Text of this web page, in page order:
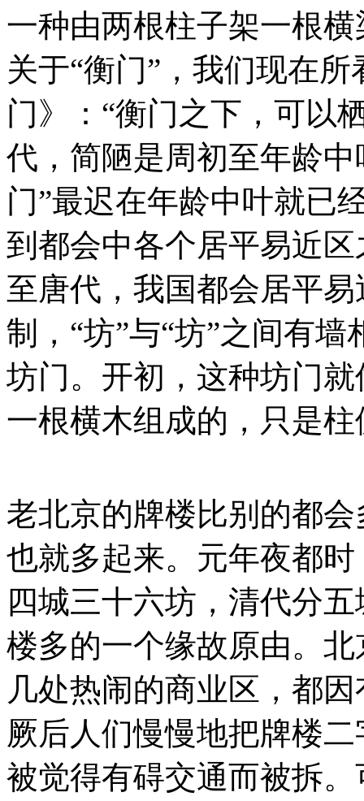
一种由两根柱子架一根
关于“衡门”，我们现在
门》：“衡门之下，可以
代，简陋是周初至年龄
门”最迟在年龄中叶就已
到都会中各个居平易近
至唐代，我国都会居平
制，“坊”与“坊”之间有
坊门。开初，这种坊门
一根横木组成的，只是
老北京的牌楼比别的都
也就多起来。元年夜都
四城三十六坊，清代分
楼多的一个缘故原由。
几处热闹的商业区，都
厥后人们慢慢地把牌楼
被觉得有碍交通而被拆